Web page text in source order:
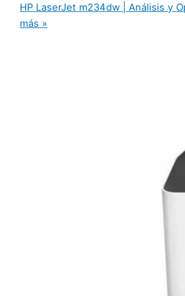
HP LaserJet m234dw | Análisis y
más »